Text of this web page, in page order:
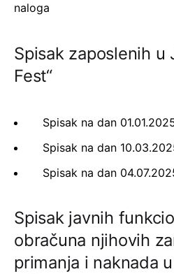
naloga
Spisak zaposlenih u
Fest“
Spisak na dan
Spisak na dan
Spisak na dan
Spisak javnih
obračuna njihovih
primanja i naknada